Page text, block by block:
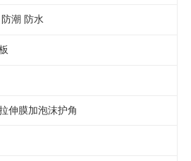
潮 防水
伸膜加泡沫护角